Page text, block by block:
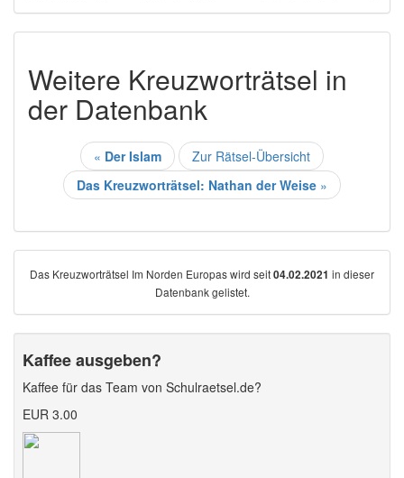
Weitere Kreuzworträtsel in
der Datenbank
« Der Islam
Zur Rätsel-Übersicht
Das Kreuzworträtsel: Nathan der Weise »
Das Kreuzworträtsel Im Norden Europas wird seit04.02.2021 in dieser
Datenbank gelistet.
Kaffee ausgeben?
Kaffee für das Team von Schulraetsel.de?
EUR 3.00